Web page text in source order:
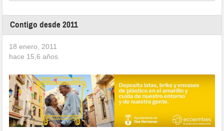
Contigo desde 2011
18 enero, 2011
hace 15,6 años.